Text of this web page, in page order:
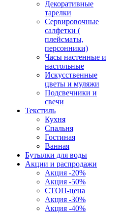
Декоративные
тарелки
Сервировочные
салфетки (
плейсматы,
персонники)
Часы настенные и
настольные
Искусственные
цветы и муляжи
Подсвечники и
свечи
Текстиль
Кухня
Спальня
Гостиная
Ванная
Бутылки для воды
Акции и распродажи
Акция -20%
Акция -50%
СТОП-цена
Акция -30%
Акция -40%